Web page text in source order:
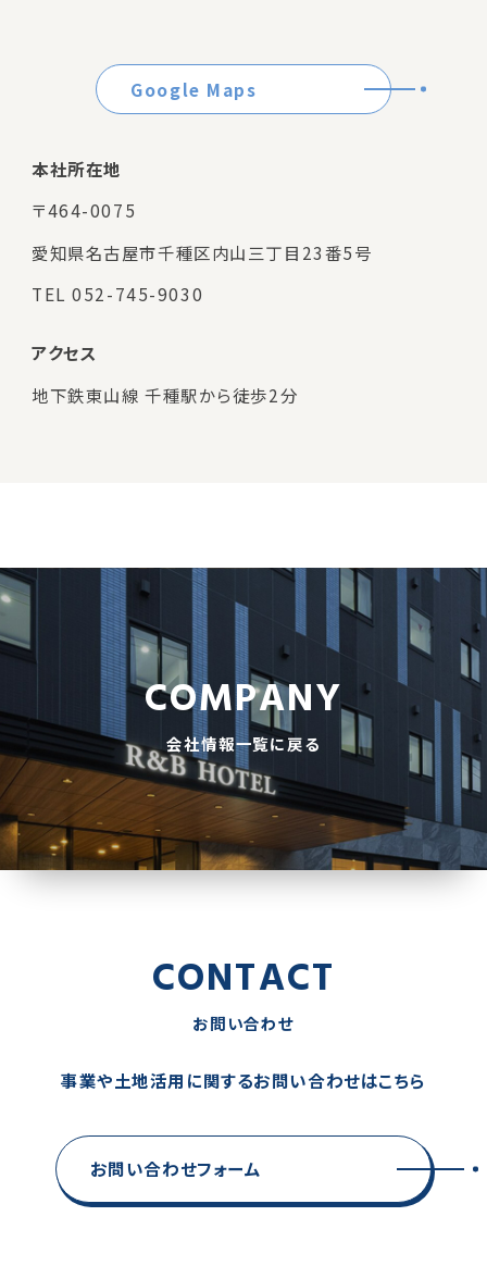
Google Maps
本社所在地
〒464-0075
愛知県名古屋市千種区内山三丁目23番5号
TEL 052-745-9030
アクセス
地下鉄東山線 千種駅から徒歩2分
COMPANY
会社情報一覧に戻る
CONTACT
お問い合わせ
事業や土地活用に関するお問い合わせはこちら
お問い合わせフォーム